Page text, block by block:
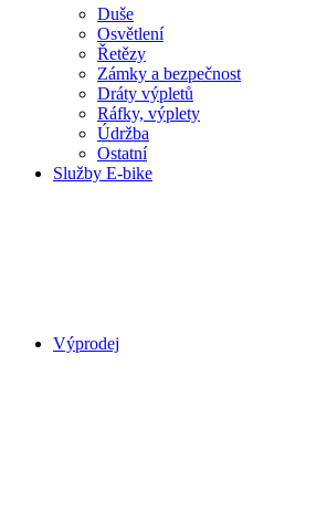
Duše
Osvětlení
Řetězy
Zámky a bezpečnost
Dráty výpletů
Ráfky, výplety
Údržba
Ostatní
Služby E-bike
Výprodej